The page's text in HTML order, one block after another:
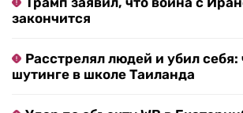
закончится
Расстрелял людей и убил себя:
шутинге в школе Таиланда